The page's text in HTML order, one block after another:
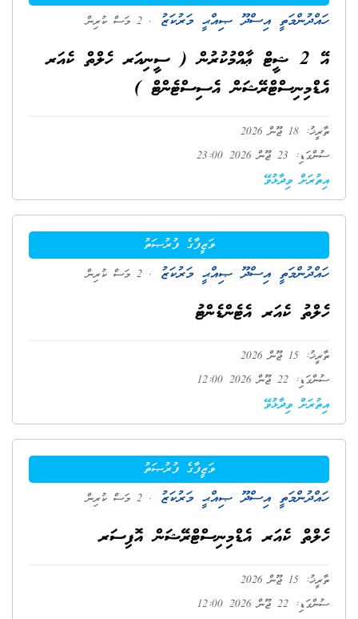
ހައްދުންމަތީ އިސްދޫ ޞިއްޙީ މަރުކަޒު . 2 މަސް ކުރިން
އޭ 2 ޝީޓް ޢާއްމުކުރުން ( ސީނިއަރ ހެލްތް ކެއަރ
އެޑްމިނިސްޓްރޭޝަން އެސިސްޓެންޓް )
ތާރީޚު: 18 ޖޫން 2026
ސުންގަޑި: 23 ޖޫން 2026 23:00
އިތުރަށް ވިދާޅުވޭ
ވަޒީފާގެ ފުރުޞަތު
ހައްދުންމަތީ އިސްދޫ ޞިއްޙީ މަރުކަޒު . 2 މަސް ކުރިން
ހެލްތު ކެއަރ އެޓެންޑެންޓު
ތާރީޚު: 15 ޖޫން 2026
ސުންގަޑި: 22 ޖޫން 2026 12:00
އިތުރަށް ވިދާޅުވޭ
ވަޒީފާގެ ފުރުޞަތު
ހައްދުންމަތީ އިސްދޫ ޞިއްޙީ މަރުކަޒު . 2 މަސް ކުރިން
ހެލްތް ކެއަރ އެޑްމިނިސްޓްރޭޝަން އޮފިސަރ
ތާރީޚު: 15 ޖޫން 2026
ސުންގަޑި: 22 ޖޫން 2026 12:00